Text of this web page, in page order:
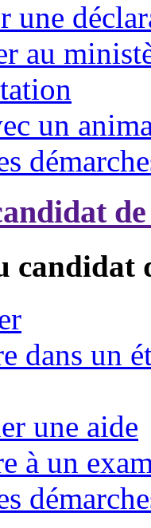
une
au
un
candidat
dans un
une aide
à un